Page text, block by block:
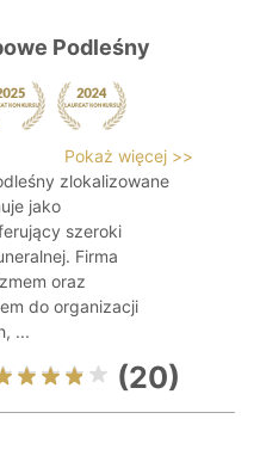
Podleśny
Pokaż więcej >>
zlokalizowane
jako
szeroki
Firma
oraz
do organizacji
...
(20)